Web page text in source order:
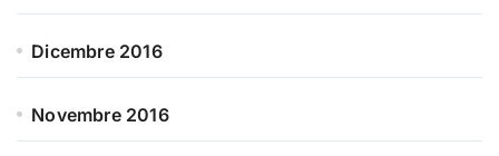
Dicembre 2016
Novembre 2016